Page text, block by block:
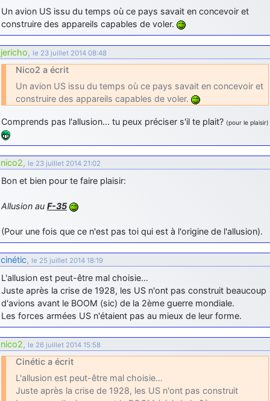
d9pouces: cette fois, c'est le Brésil et Singapour qui mettent le site
par terre
jericho: Ah ben je peux te confirmer que j'étais resté dans le filtre…
d9pouces: Désolé ! Mon filtrage a été un peu trop violent
manifestement
tout voir
Un avion US issu du temps où ce pays savait en concevoir et
construire des appareils capables de voler.
jericho, le 23 juillet 2014 08:48
Nico2 a écrit
Un avion US issu du temps où ce pays savait en concevoir et
construire des appareils capables de voler.
Comprends pas l'allusion… tu peux préciser s'il te plait? (pour le plaisir)
nico2, le 23 juillet 2014 21:02
Bon et bien pour te faire plaisir:
Allusion au F-35
(Pour une fois que ce n'est pas toi qui est à l'origine de l'allusion).
cinétic, le 25 juillet 2014 18:19
L'allusion est peut-être mal choisie…
Juste après la crise de 1928, les US n'ont pas construit beaucoup
d'avions avant le BOOM (sic) de la 2ème guerre mondiale.
Les forces armées US n'étaient pas au mieux de leur forme.
nico2, le 26 juillet 2014 15:58
Cinétic a écrit
L'allusion est peut-être mal choisie…
Juste après la crise de 1928, les US n'ont pas construit